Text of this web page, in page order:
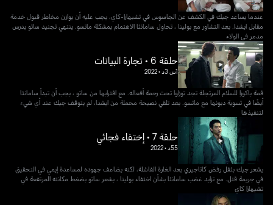
عندما يساعد جيك في الكشف عن الجاسوس في تشيهارا-كاي، يجب عليه أن يوازن مخاطر قبول خدمة
مقابل ايشدا. بعد التشاور مع بولينا ، تحاول سامانثا الاهتمام بمشكلة ماتسو. ينتهي تجنيد ساتو بدرس
مدمر في الولاء
حلقة 6 • تجارة البيانات
1س 3د •
2022
قمة ياكوزا للسلام المرتجلة تجد توزاوا تحت رحمة أفعاله. مع اقترابها من ساتو ، يجب أن تبدأ سامانثا
أيضًا في تسوية ديونها مع ماتسو. بعد تلقي نصيحة محملة من ايشدا، لم يتوقف جيك عند أي شيء
لتنفيذها
حلقة 7 • إختفاء فجائي
55د •
2022
يشعر جيك بثقل رفض كاتاجيري بعد الغارة الفاشلة، لكنه يضاعف جهوده لمساعدة إيمي في التحقيق
في جريمة قتل. مع تزايد غضب سامانثا بشأن اختفاء بولينا ، يشعر ساتو بضغط مكانته المرتفعة في
تشيهارا كاي